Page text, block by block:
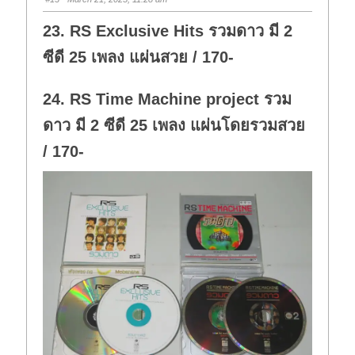
o
n
.
p
23. RS Exclusive Hits รวมดาว มี 2
ซีดี 25 เพลง แผ่นสวย / 170-
24. RS Time Machine project รวม
ดาว มี 2 ซีดี 25 เพลง แผ่นโดยรวมสวย
/ 170-